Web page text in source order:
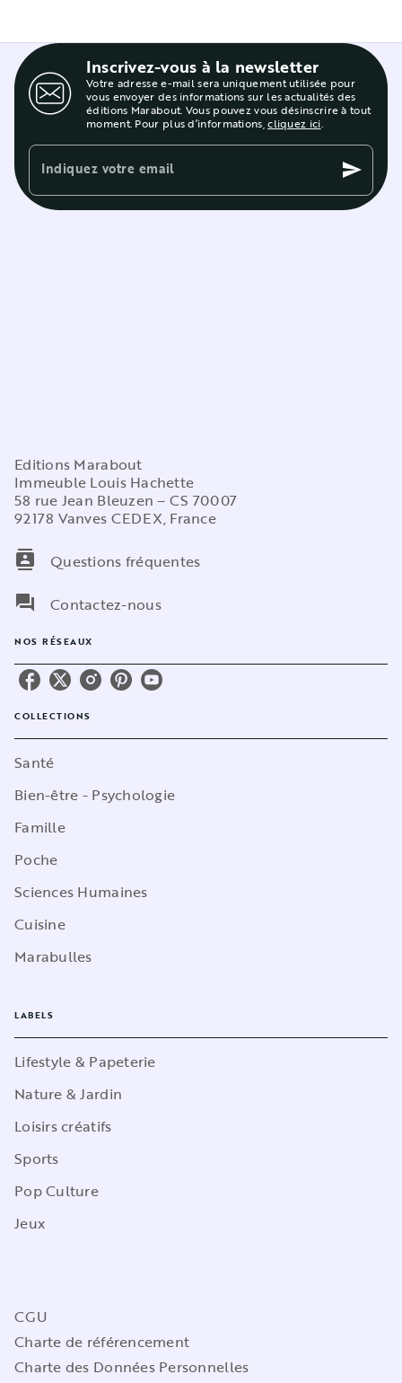
Inscrivez-vous à la newsletter
Votre adresse e-mail sera uniquement utilisée pour
vous envoyer des informations sur les actualités des
éditions Marabout. Vous pouvez vous désinscrire à tout
moment. Pour plus d’informations,cliquez ici.
Indiquez votre email send
Editions Marabout
Immeuble Louis Hachette
58 rue Jean Bleuzen – CS 70007
92178 Vanves CEDEX, France
contacts
Questions fréquentes
question_answer
Contactez-nous
NOS RÉSEAUX
COLLECTIONS
Santé
Bien-être - Psychologie
Famille
Poche
Sciences Humaines
Cuisine
Marabulles
LABELS
Lifestyle & Papeterie
Nature & Jardin
Loisirs créatifs
Sports
Pop Culture
Jeux
CGU
Charte de référencement
Charte des Données Personnelles